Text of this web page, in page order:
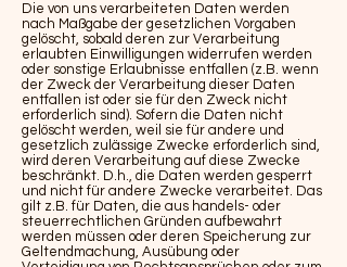
Die von uns verarbeiteten Daten werden
nach Maßgabe der gesetzlichen Vorgaben
gelöscht, sobald deren zur Verarbeitung
erlaubten Einwilligungen widerrufen werden
oder sonstige Erlaubnisse entfallen (z.B. wenn
der Zweck der Verarbeitung dieser Daten
entfallen ist oder sie für den Zweck nicht
erforderlich sind). Sofern die Daten nicht
gelöscht werden, weil sie für andere und
gesetzlich zulässige Zwecke erforderlich sind,
wird deren Verarbeitung auf diese Zwecke
beschränkt. D.h., die Daten werden gesperrt
und nicht für andere Zwecke verarbeitet. Das
gilt z.B. für Daten, die aus handels- oder
steuerrechtlichen Gründen aufbewahrt
werden müssen oder deren Speicherung zur
Geltendmachung, Ausübung oder